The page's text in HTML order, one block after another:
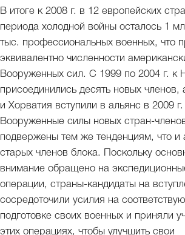
В итоге к 2008 г. в 12 европейских
периода холодной войны осталось 1
тыс. профессиональных военных, что
эквивалентно численности
Вооруженных сил. С 1999 по 2004 г. к
присоединились десять новых членов,
и Хорватия вступили в альянс в 2009 г.
Вооруженные силы новых стран-
подвержены тем же тенденциям, что и
старых членов блока. Поскольку
внимание обращено на
операции, страны-кандидаты на
сосредоточили усилия на
подготовке своих военных и приняли
этих операциях, чтобы улучшить свои